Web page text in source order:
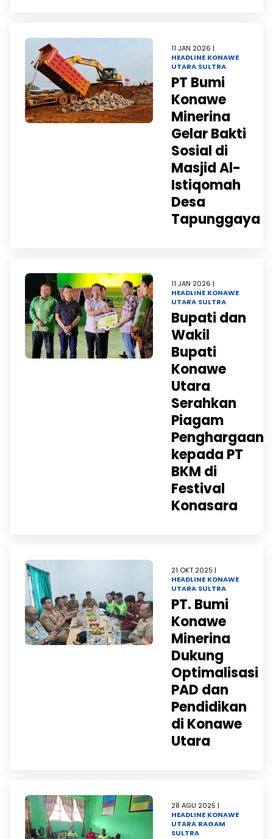
11 JAN 2026 |
HEADLINE KONAWE
UTARA SULTRA
PT Bumi
Konawe
Minerina
Gelar Bakti
Sosial di
Masjid Al-
Istiqomah
Desa
Tapunggaya
11 JAN 2026 |
HEADLINE KONAWE
UTARA SULTRA
Bupati dan
Wakil
Bupati
Konawe
Utara
Serahkan
Piagam
Penghargaan
kepada PT
BKM di
Festival
Konasara
21 OKT 2025 |
HEADLINE KONAWE
UTARA SULTRA
PT. Bumi
Konawe
Minerina
Dukung
Optimalisasi
PAD dan
Pendidikan
di Konawe
Utara
28 AGU 2025 |
HEADLINE KONAWE
UTARA RAGAM
SULTRA